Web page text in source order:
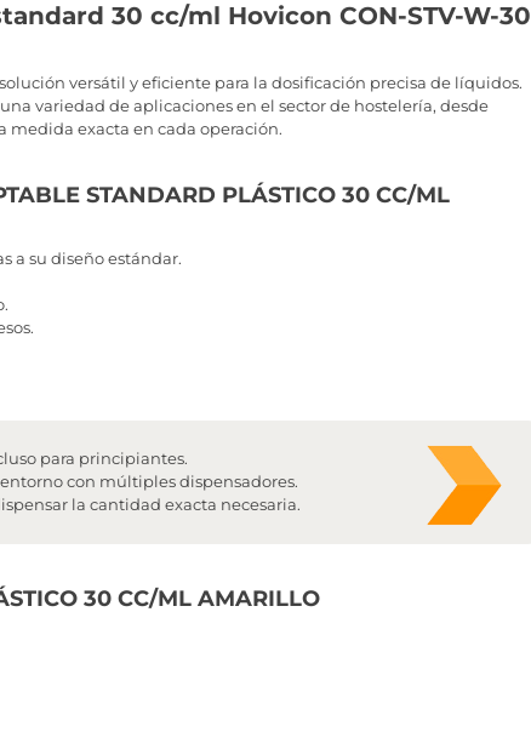
30 cc/ml Hovicon CON-STV-W-30
versátil y eficiente para la dosificación precisa de líquidos.
variedad de aplicaciones en el sector de hostelería, desde
medida exacta en cada operación.
STANDARD PLÁSTICO 30 CC/ML
a su diseño estándar.
para principiantes.
con múltiples dispensadores.
la cantidad exacta necesaria.
30 CC/ML AMARILLO